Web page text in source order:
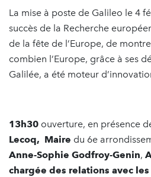
La mise à poste de Galileo le 4
succès de la Recherche
de la fête de l’Europe, de
combien l’Europe, grâce à ses
Galilée, a été moteur
13h30 ouverture, en présence
Lecoq, Maire du 6e
Anne-Sophie Godfroy-Genin,
chargée des relations avec